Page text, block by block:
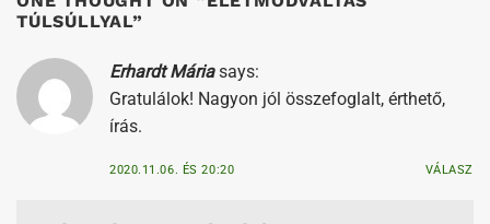
TÚLSÚLLYAL”
Erhardt Mária says:
Gratulálok! Nagyon jól összefoglalt, érthető,
írás.
2020.11.06. ÉS 20:20 VÁLASZ